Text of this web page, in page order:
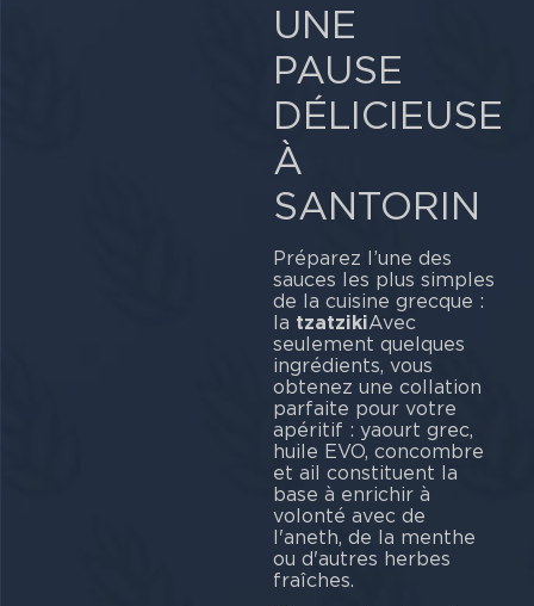
UNE
PAUSE
DÉLICIEUSE
À
SANTORIN
Préparez l’une des
sauces les plus simples
de la cuisine grecque :
la tzatzikiAvec
seulement quelques
ingrédients, vous
obtenez une collation
parfaite pour votre
apéritif : yaourt grec,
huile EVO, concombre
et ail constituent la
base à enrichir à
volonté avec de
l'aneth, de la menthe
ou d'autres herbes
fraîches.